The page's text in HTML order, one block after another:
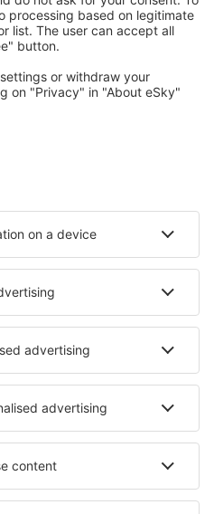
zařízení: hotelů,
uživateli eSky
Paříži Hotely in Concarneau
Chatel
Hotely in Basking Ridge